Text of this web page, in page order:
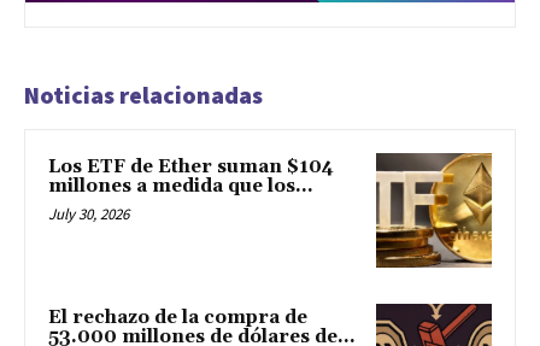
Noticias relacionadas
Los ETF de Ether suman $104
millones a medida que los...
July 30, 2026
El rechazo de la compra de
53.000 millones de dólares de...